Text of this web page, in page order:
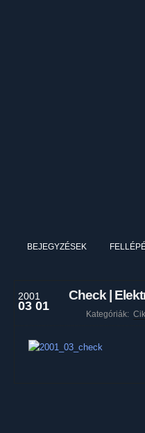
BEJEGYZÉSEK
2001
03 01
Check |
Kategóriák: